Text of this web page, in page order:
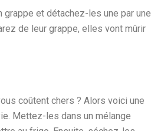
et détachez-les une par une
de leur grappe, elles vont mûrir
coûtent chers ? Alors voici une
Mettez-les dans un mélange